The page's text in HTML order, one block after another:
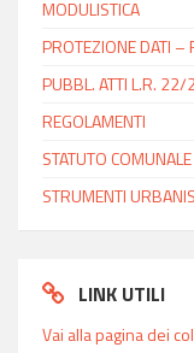
MODULISTICA
PROTEZIONE DATI
PUBBL. ATTI L.R.
REGOLAMENTI
STATUTO COMUNALE
STRUMENTI
LINK UTILI
Vai alla pagina dei